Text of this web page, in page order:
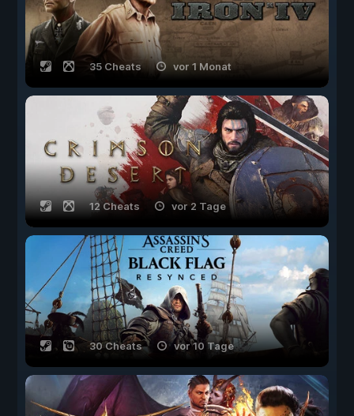
35 Cheats vor 1 Monat
12 Cheats vor 2 Tage
30 Cheats vor 10 Tage